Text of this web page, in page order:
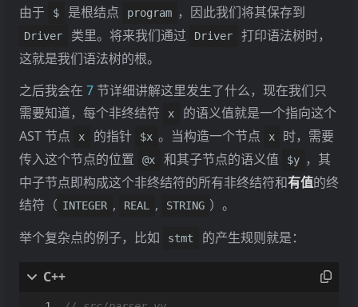
由于
$ 是根结点 program ，因此我们将其保存到
Driver 类里。将来我们通过 Driver
打印语法树时，
这就是我们语法树的根。
之后我会在 7 节详细讲解这里发生了什么，现在我们只
需要知道，每个非终结符
x
的语义值就是一个指向这个
AST 节点
x 的指针 $x 。当构造一个节点 x
时，需要
传入这个节点的位置
@x 和其子节点的语义值 $y
，其
中子节点即构成这个非终结符的所有非终结符和有值的终
结符（ INTEGER , REAL , STRING ）。
举个复杂点的例子，比如
stmt 的产生规则就是：